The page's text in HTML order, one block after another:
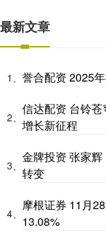
最新文章
1、 誉合配资 2025
2、
信达配资 台铃
增长新征程
3、
金牌投资 张家
转变
4、
摩根证券 11月
13.08%